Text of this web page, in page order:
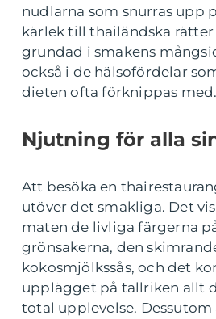
nudlarna som snurras upp
kärlek till thailändska rätter
grundad i smakens
också i de hälsofördelar
dieten ofta förknippas med.
Njutning för alla
Att besöka en
utöver det smakliga. Det
maten de livliga färgerna
grönsakerna, den
kokosmjölkssås, och det
upplägget på tallriken allt
total upplevelse. Dessutom